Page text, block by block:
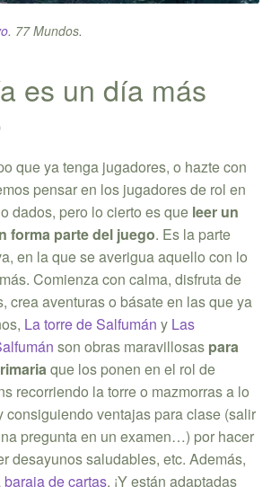
. 77 Mundos.
es un día más
que ya tenga jugadores, o hazte con
pensar en los jugadores de rol en
dados, pero lo cierto es que leer un
forma parte del juego. Es la parte
en la que se averigua aquello con lo
Comienza con calma, disfruta de
crea aventuras o básate en las que ya
La torre de Salfumán y Las
son obras maravillosas para
que los ponen en el rol de
recorriendo la torre o mazmorras a lo
consiguiendo ventajas para clase (salir
pregunta en un examen…) por hacer
desayunos saludables, etc. Además,
baraja de cartas. ¡Y están adaptadas